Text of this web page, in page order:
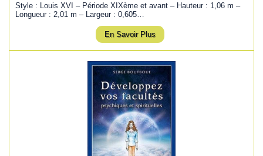
Style : Louis XVI – Période XIXème et avant – Hauteur : 1,06 m –
Longueur : 2,01 m – Largeur : 0,605…
En Savoir Plus